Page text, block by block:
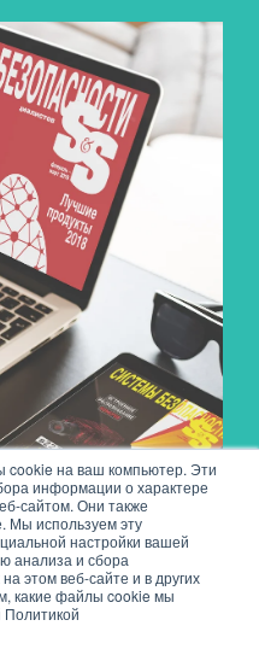
cookie на ваш компьютер. Эти
информации о характере
сайтом. Они также
Мы используем эту
настройки вашей
анализа и сбора
этом веб-сайте и в других
какие файлы cookie мы
Политикой